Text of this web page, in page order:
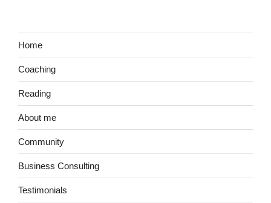
Home
Coaching
Reading
About me
Community
Business Consulting
Testimonials